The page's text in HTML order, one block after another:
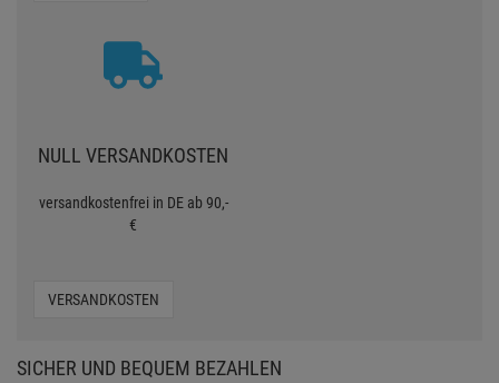
NULL VERSANDKOSTEN
versandkostenfrei in DE ab 90,-
€
VERSANDKOSTEN
SICHER UND BEQUEM BEZAHLEN